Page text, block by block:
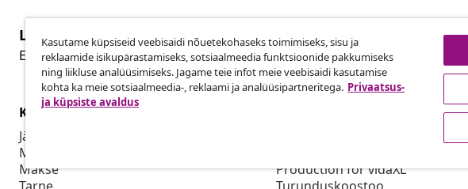
Lepingust taganemine
Esita oma tellimuse kohta tagastamissoov.
Lepingust taganemine
Klienditeenindus
Jälgi oma tellimust
Mi konto
Makse
Production for vidaXL
Kasutame küpsiseid veebisaidi nõuetekohaseks toimimiseks, sisu ja
reklaamide isikupärastamiseks, sotsiaalmeedia funktsioonide pakkumiseks
ning liikluse analüüsimiseks. Jagame teie infot meie veebisaidi kasutamise
kohta ka meie sotsiaalmeedia-, reklaami ja analüüsipartneritega. Privaatsus-
ja küpsiste avaldus